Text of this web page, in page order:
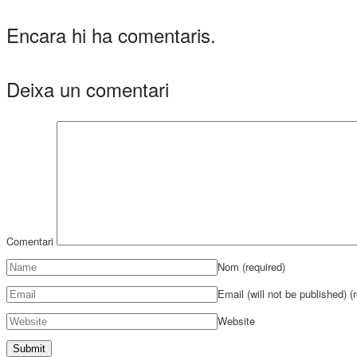
Encara hi ha comentaris.
Deixa un comentari
Comentari
Nom (required)
Email (will not be published)
Website